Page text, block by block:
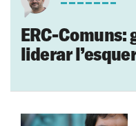
ERC-
liderar